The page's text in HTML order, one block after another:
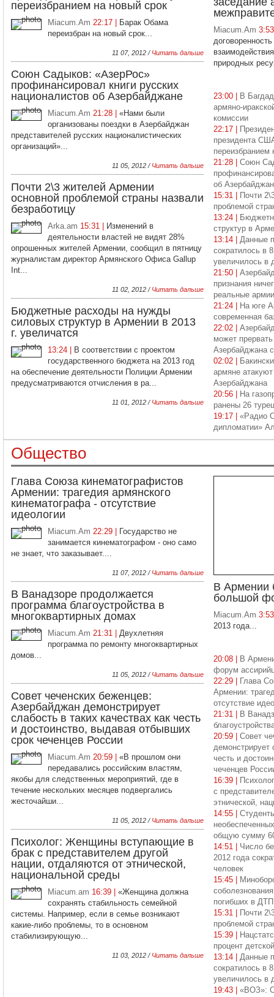
переизбранием на новый срок
Miacum.Am 22:17 |
Барак Обама
переизбран на новый срок...
11 07, 2012 / Читать дальше
Союн Садыков: «АзерРос»
профинансировал книги русских
националистов об Азербайджане
Miacum.Am 21:28 | «Нами были
организованы поездки в Азербайджан
представителей русских националистических
организаций»...
11 05, 2012 / Читать дальше
Почти 2\3 жителей Армении
основной проблемой страны назвали
безработицу
Arka.am 15:31 |
Изменений в
деятельности властей не видят 28%
опрошенных жителей Армении, сообщил в пятницу
журналистам директор Армянского Офиса Gallup
Int...
11 02, 2012 / Читать дальше
Бюджетные расходы на нужды
силовых структур в Армении в 2013
г. увеличатся
13:24 |
В соответствии с проектом
государственного бюджета на 2013 год
на обеспечение деятельности Полиции Армении
предусматриваются отчисления в ра...
11 01, 2012 / Читать дальше
Miacum.Am
природных
23:00 |
В
армяно-
комиссии
22:17 |
президента
переизбранием
21:28 | Союн
об
15:31 |
Почти
проблемой
13:24 |
структур в
13:14 | Данные
сократилось в
увеличилось в
21:50 |
признания
реальные армии
21:24 |
На юге
современная
22:02 |
может
Азербайджана
02:02 |
армяне
Азербайджана
20:56 |
На
ранены 26
19:17 | «Радио
дипломатии»
Общество
Глава Союза кинематографистов
Армении: трагедия армянского
кинематографа - отсутствие
идеологии
Miacum.Am 22:29 |
Государство не
занимается кинематографом - оно само
не знает, что заказывает....
11 07, 2012 / Читать дальше
В Ванадзоре продолжается
программа благоустройства в
многоквартирных домах
Miacum.Am 21:31 | Двухлетняя
программа по ремонту многоквартирных
домов...
11 05, 2012 / Читать дальше
Совет чеченских беженцев:
Азербайджан демонстрирует
слабость в таких качествах как честь
и достоинство, выдавая отбывших
срок чеченцев России
Miacum.Am 20:59 | «В прошлом они
передавались российским властям,
якобы для следственных мероприятий, где в
течение нескольких месяцев подвергались
жесточайши...
11 05, 2012 / Читать дальше
Психолог: Женщины вступающие в
брак с представителем другой
нации, отдаляются от этнической,
национальной среды
Miacum.am 16:39 | «Женщина должна
сохранять стабильность семейной
системы. Например, если в семье возникают
какие-либо проблемы, то в основном
стабилизирующую...
11 03, 2012 / Читать дальше
В Армении
большой
Miacum.Am
2013 года...
20:08 |
В
форум
22:29 |
Глава
Армении:
отсутствие
21:31 |
В
20:59 | Совет
демонстрирует
честь и
чеченцев
16:39 |
с
этнической,
14:55 |
общую сумму
14:51 | Число
2012 года
человек
15:45 |
погибших в
15:31 |
Почти
проблемой
15:39 |
процент
13:14 | Данные
сократилось в
увеличилось в
19:43 | «ВОЗ»: